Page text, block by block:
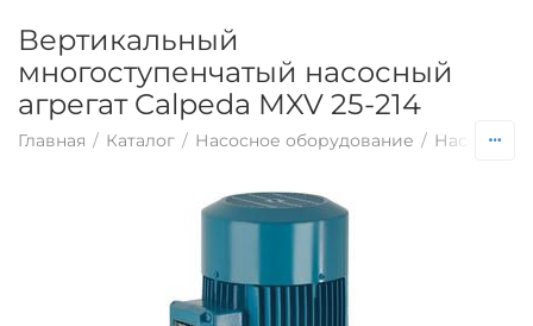
Вертикальный
многоступенчатый насосный
агрегат Calpeda MXV 25-214
Главная / Каталог / Насосное оборудование / Насосы по